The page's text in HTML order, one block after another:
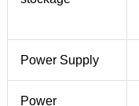
Power Supply
Power